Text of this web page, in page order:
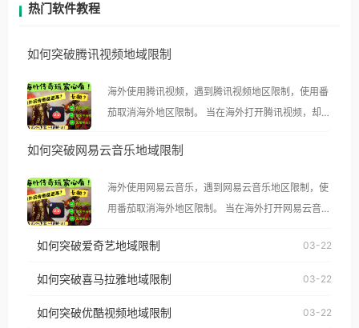
热门软件教程
如何突破腾讯视频地域限制
海外使用腾讯视频，遇到腾讯视频地区限制，使用番
茄取消海外地区限制。 当在海外打开腾讯视频，却突
示语。 海外用户如香港、澳门、台湾、美国、加拿
像其他音乐平台一样，出现地区及版权限制问题，且
仅能在中国大陆地区播放。 遇到这个问题的朋友们，
使用番茄回国加速器，即可解决「海外用户收听腾讯
台湾、美国、加拿大、澳大利亚、欧洲等国家和地区
权限制所困扰。
如何突破网易云音乐地域限制
海外使用网易云音乐，遇到网易云音乐地区限制，使
用番茄取消海外地区限制。 当在海外打开网易云音
播放”的提示语。 海外用户如香港、澳门、台湾、美
国、加拿大、澳大利亚、欧洲等国家和地区时，网易
制问题，且仅能在中国大陆地区播放。 遇到这个问题
如何突破爱奇艺地域限制 03-22
如何突破喜马拉雅地域限制 03-22
如何突破优酷视频地域限制 03-22